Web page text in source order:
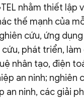
nhằm thiết lập
thế mạnh của
cứu, ứng
phát triển,
nhân tạo, điện
an ninh; nghiên
an ninh, các giải